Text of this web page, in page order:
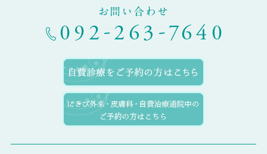
お問い合わせ